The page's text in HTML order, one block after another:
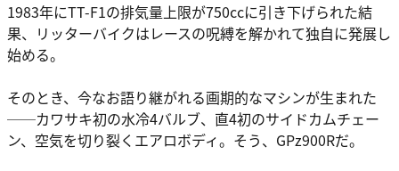
1983年にTT-F1の排気量上限が750ccに引き下げられた結
果、リッターバイクはレースの呪縛を解かれて独自に発展し
始める。
そのとき、今なお語り継がれる画期的なマシンが生まれた
──カワサキ初の水冷4バルブ、直4初のサイドカムチェー
ン、空気を切り裂くエアロボディ。そう、GPz900Rだ。